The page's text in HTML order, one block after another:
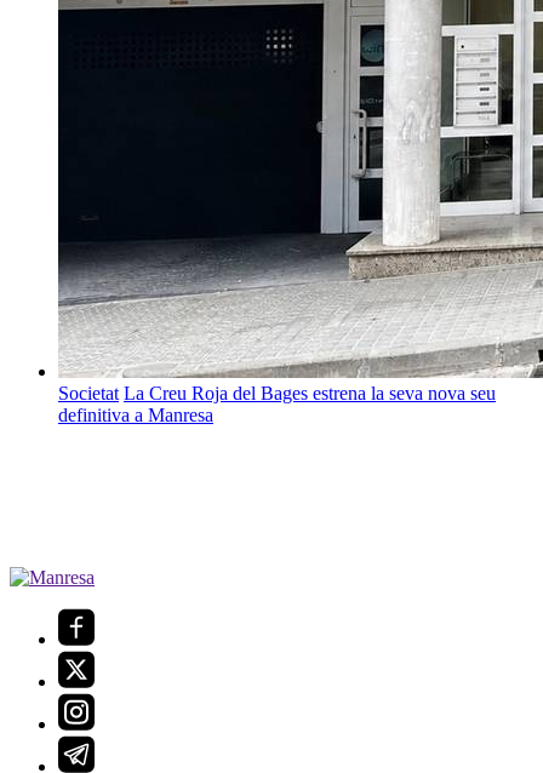
Societat La Creu Roja del Bages estrena la seva nova seu
definitiva a Manresa